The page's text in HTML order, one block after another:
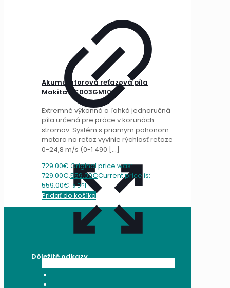
Akumulátorová reťazová píla
Makita UC003GM101
Extremné výkonná a ľahká jednoručná
píla určená pre práce v korunách
stromov. Systém s priamym pohonom
motora na reťaz vyvinie rýchlosť reťaze
0-24,8 m/s (0-1 490 […]
729.00€Original price was:
729.00€.559.00€Current price is:
559.00€. s DPH
Pridať do košíka
Dôležité odkazy